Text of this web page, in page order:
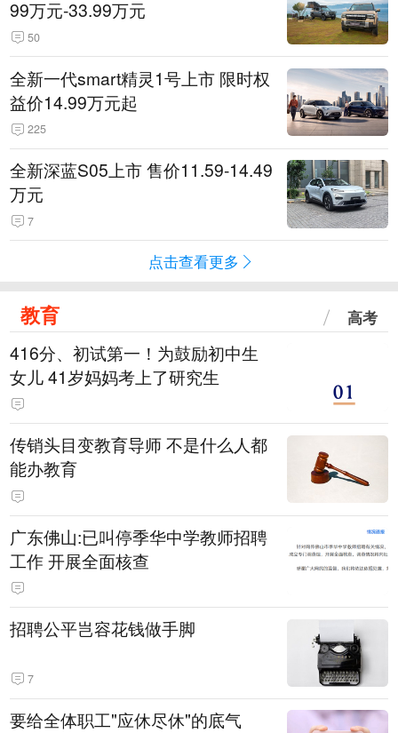
99万元-33.99万元
50
全新一代smart精灵1号上市 限时权
益价14.99万元起
225
全新深蓝S05上市 售价11.59-14.49
万元
7
点击查看更多
教育 高考
416分、初试第一！为鼓励初中生
女儿 41岁妈妈考上了研究生
传销头目变教育导师 不是什么人都
能办教育
广东佛山:已叫停季华中学教师招聘
工作 开展全面核查
招聘公平岂容花钱做手脚
7
要给全体职工"应休尽休"的底气